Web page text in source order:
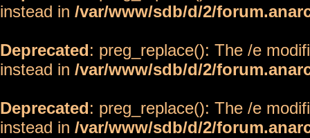
instead in /var/www/sdb/d/2/
Deprecated: preg_replace(): The /e
instead in /var/www/sdb/d/2/
Deprecated: preg_replace(): The /e
instead in /var/www/sdb/d/2/